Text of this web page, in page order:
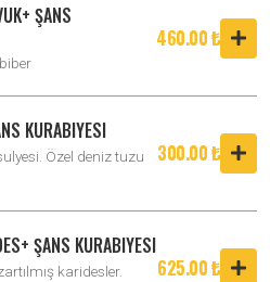
ŞANS
460.00 ₺
KURABIYESI
Özel deniz tuzu
300.00 ₺
ŞANS KURABIYESI
karidesler.
625.00 ₺